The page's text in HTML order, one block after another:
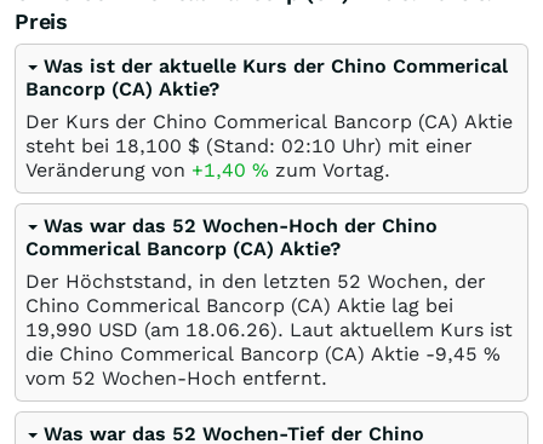
Preis
Was ist der aktuelle Kurs der Chino Commerical
Bancorp (CA) Aktie?
Der Kurs der Chino Commerical Bancorp (CA) Aktie
steht bei 18,100 $ (Stand: 02:10 Uhr) mit einer
Veränderung von +1,40 % zum Vortag.
Was war das 52 Wochen-Hoch der Chino
Commerical Bancorp (CA) Aktie?
Der Höchststand, in den letzten 52 Wochen, der
Chino Commerical Bancorp (CA) Aktie lag bei
19,990 USD (am 18.06.26). Laut aktuellem Kurs ist
die Chino Commerical Bancorp (CA) Aktie -9,45 %
vom 52 Wochen-Hoch entfernt.
Was war das 52 Wochen-Tief der Chino